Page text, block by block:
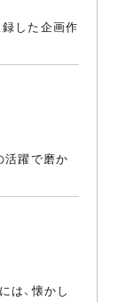
した企画作
活躍で磨か
は、懐かし